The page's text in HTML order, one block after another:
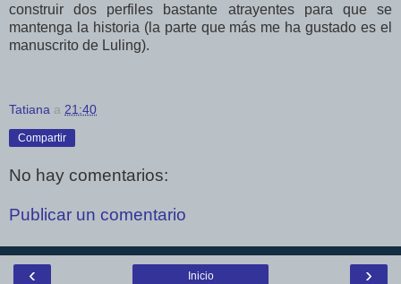
construir dos perfiles bastante atrayentes para que se
mantenga la historia (la parte que más me ha gustado es el
manuscrito de Luling).
Tatiana a 21:40
Compartir
No hay comentarios:
Publicar un comentario
‹ ›
Inicio